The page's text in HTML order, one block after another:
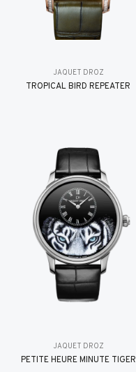
JAQUET DROZ
TROPICAL BIRD REPEATER
JAQUET DROZ
PETITE HEURE MINUTE TIGER